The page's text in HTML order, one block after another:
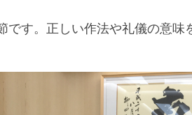
です。正しい作法や礼儀の意味